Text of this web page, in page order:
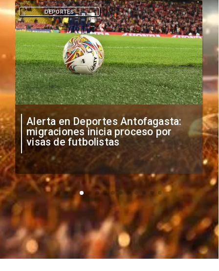
por
Por la clasificación:
dónde ver el duelo de
La Serena por Copa Chile
DEPORTES